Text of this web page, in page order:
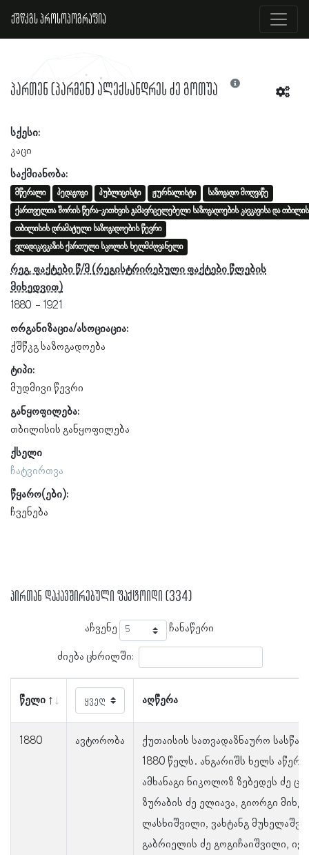
ქშწკგს პროსოპოგრაფია
პართენ (პარმენ) ალექსანდრეს ძე გოთუა
სქესი:
კაცი
საქმიანობა:
მწერალი პედაგოგი პუბლიცისტი ჟურნალისტი
საზოგადო მოღვაწე
ქართველთა შორის წერა-კითხვის გამავრცელებელი საზოგადოების კავკავისა და
თბილისის დრამატული საზოგადოების წევრი
ვლადიკავკაზის ქართული სკოლის ხელმძღვანელი
რეგ. ფაქტები წ/მ
1880
1921
ორგანიზაცია/ასოციაცია:
ქშწკგ საზოგადოება
ტიპი:
მუდმივი წევრი
განყოფილება:
თბილისის განყოფილება
ქსელი
ჩატვირთვა
წყარო(ები):
ჩვენება
პირთან დაკავშირებული ფაქტოიდი (334)
აჩვენე ჩანაწერი
ძიება ცხრილში:
წელი აღწერა
1880 ავტორობა
ქუთაისის სათვადაზნაურო
1880 წელს. ანგარიშს ხელს
ამხანაგი ნიკოლოზ ზებედეს ძე
ზურაბის ძე ელიავა, გიორგი
ლასხიშვილი, ვახტანგ
გაბრიელის ძე გოგიჩაიშვილი,